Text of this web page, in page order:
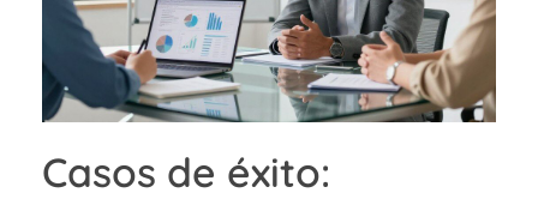
Casos de éxito: